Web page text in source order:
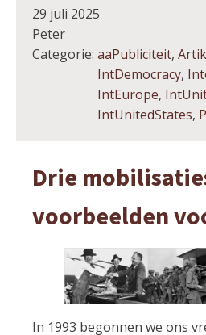
29 juli 2025
Peter
Categorie: aaPubliciteit,
IntDemocracy,
IntEurope,
IntUnitedStates,
Drie
voorbeelden
In 1993 begonnen we ons